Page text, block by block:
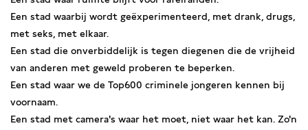
Een stad waarbij wordt geëxperimenteerd, met drank, drugs,
met seks, met elkaar.
Een stad die onverbiddelijk is tegen diegenen die de vrijheid
van anderen met geweld proberen te beperken.
Een stad waar we de Top600 criminele jongeren kennen bij
voornaam.
Een stad met camera's waar het moet, niet waar het kan. Zo'n